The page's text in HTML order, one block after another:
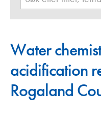
Water
acidification
Rogaland